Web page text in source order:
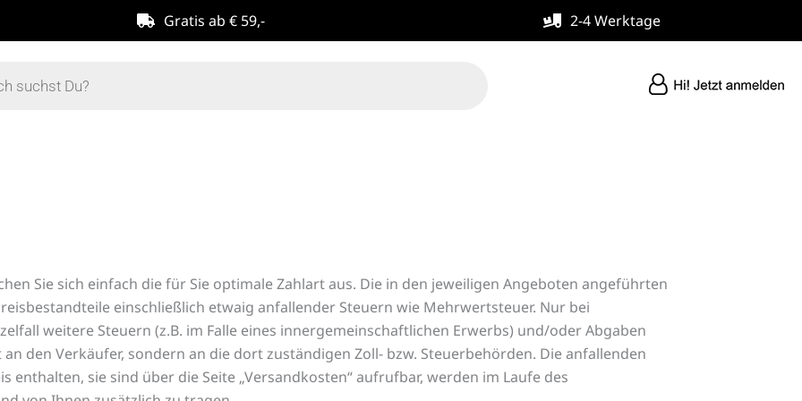
Gratis ab € 59,-
2-4 Werktage
Sie sich einfach die für Sie optimale Zahlart aus. Die in den jeweiligen Angeboten angeführten
einschließlich etwaig anfallender Steuern wie Mehrwertsteuer. Nur bei
weitere Steuern (z.B. im Falle eines innergemeinschaftlichen Erwerbs) und/oder Abgaben
den Verkäufer, sondern an die dort zuständigen Zoll- bzw. Steuerbehörden. Die anfallenden
enthalten, sie sind über die Seite „Versandkosten“ aufrufbar, werden im Laufe des